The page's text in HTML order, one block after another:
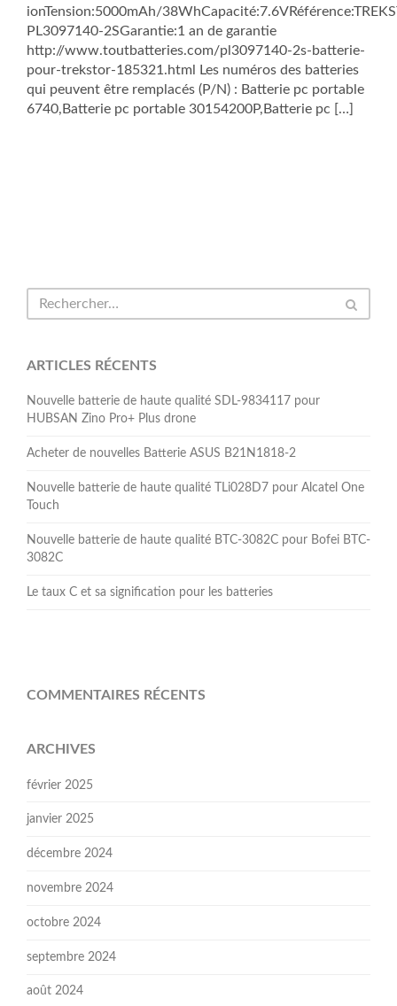
ionTension:5000mAh/
PL3097140-2SGarantie:1 an de garantie
http://www.toutbatteries.com/pl3097140-2s-batterie-
pour-trekstor-185321.html Les numéros des batteries
qui peuvent être remplacés (P/N) : Batterie pc portable
6740,Batterie pc portable 30154200P,Batterie pc […]
ARTICLES RÉCENTS
Nouvelle batterie de haute qualité SDL-9834117 pour
HUBSAN Zino Pro+ Plus drone
Acheter de nouvelles Batterie ASUS B21N1818-2
Nouvelle batterie de haute qualité TLi028D7 pour Alcatel One
Touch
Nouvelle batterie de haute qualité BTC-3082C pour Bofei BTC-
3082C
Le taux C et sa signification pour les batteries
COMMENTAIRES RÉCENTS
ARCHIVES
février 2025
janvier 2025
décembre 2024
novembre 2024
octobre 2024
septembre 2024
août 2024